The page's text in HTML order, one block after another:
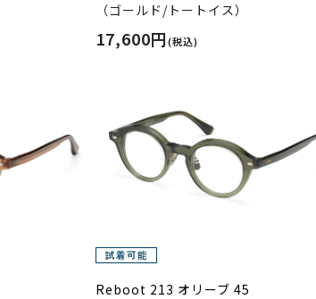
（ゴールド/トートイス）
17,600円(税込)
Reboot 213 オリーブ 45